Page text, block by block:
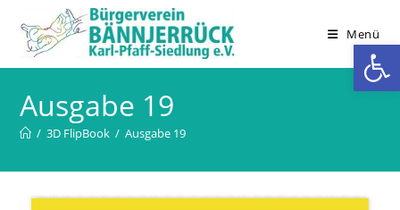
Inhalt
springen
Menü
Ausgabe 19
/ 3D FlipBook / Ausgabe 19